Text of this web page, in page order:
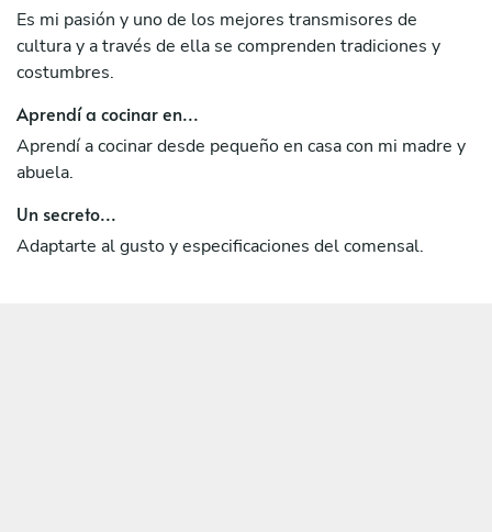
Es mi pasión y uno de los mejores transmisores de
cultura y a través de ella se comprenden tradiciones y
costumbres.
Aprendí a cocinar en...
Aprendí a cocinar desde pequeño en casa con mi madre y
abuela.
Un secreto...
Adaptarte al gusto y especificaciones del comensal.